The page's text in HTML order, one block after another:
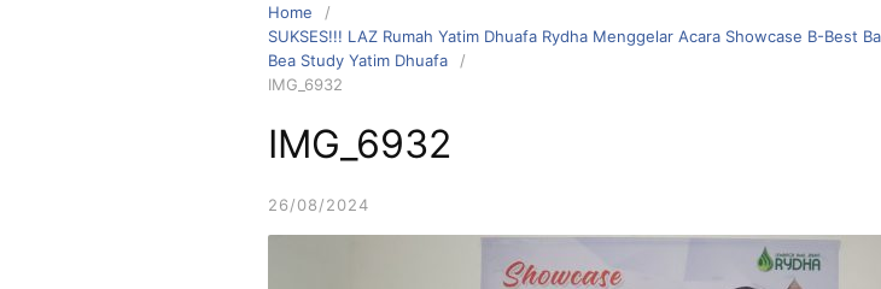
Home
SUKSES!!! LAZ Rumah Yatim Dhuafa Rydha Menggelar Acara Showcase B-Best
Bea Study Yatim Dhuafa
IMG_6932
IMG_6932
26/08/2024